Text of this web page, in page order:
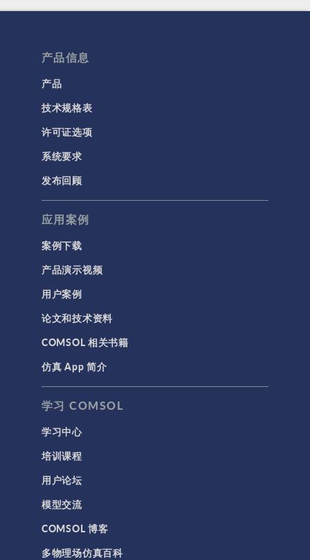
产品信息
产品
技术规格表
许可证选项
系统要求
发布回顾
应用案例
案例下载
产品演示视频
用户案例
论文和技术资料
COMSOL 相关书籍
仿真 App 简介
学习 COMSOL
学习中心
培训课程
用户论坛
模型交流
COMSOL 博客
多物理场仿真百科